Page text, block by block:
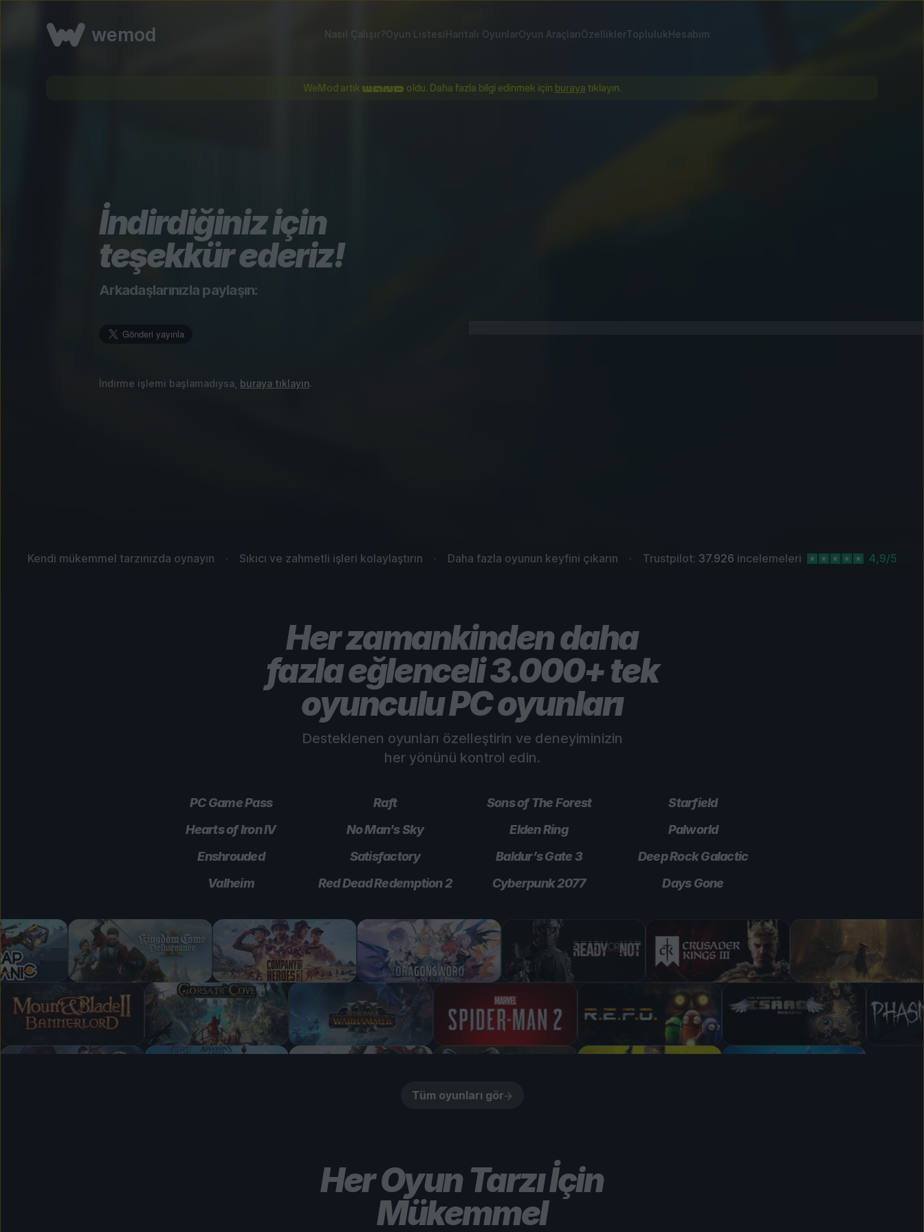
wemod Nasıl Çalışır?Oyun ListesiHaritalı OyunlarOyun AraçlarıÖzelliklerToplulukHesabım
WeMod artık oldu. Daha fazla bilgi edinmek için buraya tıklayın.
İndirdiğiniz için
teşekkür ederiz!
Arkadaşlarınızla paylaşın:
İndirme işlemi başlamadıysa, buraya tıklayın.
Kendi mükemmel tarzınızda oynayın Sıkıcı ve zahmetli işleri kolaylaştırın Daha fazla oyunun keyfini çıkarın Trustpilot: 37.926 incelemeleri 4,9/5
Her zamankinden daha
fazla eğlenceli 3.000+ tek
oyunculu PC oyunları
Desteklenen oyunları özelleştirin ve deneyiminizin
her yönünü kontrol edin.
PC Game Pass Raft Sons of The Forest
Starfield
Hearts of Iron IV
No Man’s Sky Elden Ring
Palworld
Enshrouded
Satisfactory Baldur’s Gate 3
Deep Rock Galactic
Valheim
Red Dead Redemption 2 Cyberpunk 2077 Days Gone
Tüm oyunları gör
Her Oyun Tarzı İçin
Mükemmel